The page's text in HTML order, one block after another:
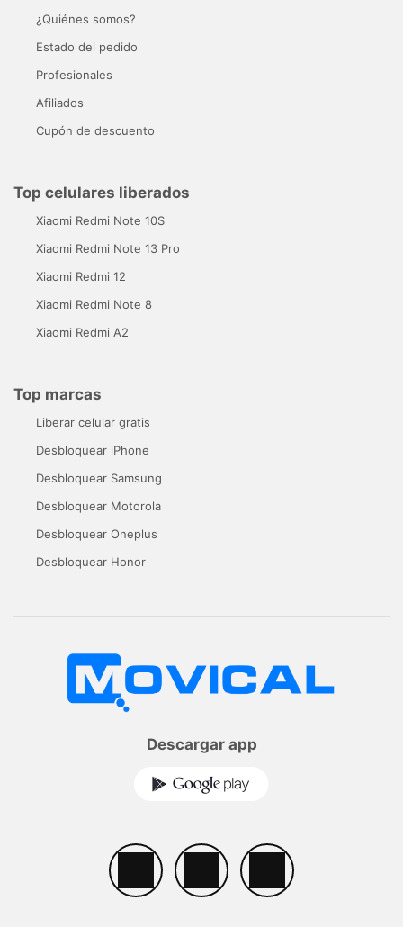
¿Quiénes somos?
Estado del pedido
Profesionales
Afiliados
Cupón de descuento
Top celulares liberados
Xiaomi Redmi Note 10S
Xiaomi Redmi Note 13 Pro
Xiaomi Redmi 12
Xiaomi Redmi Note 8
Xiaomi Redmi A2
Top marcas
Liberar celular gratis
Desbloquear iPhone
Desbloquear Samsung
Desbloquear Motorola
Desbloquear Oneplus
Desbloquear Honor
Descargar app